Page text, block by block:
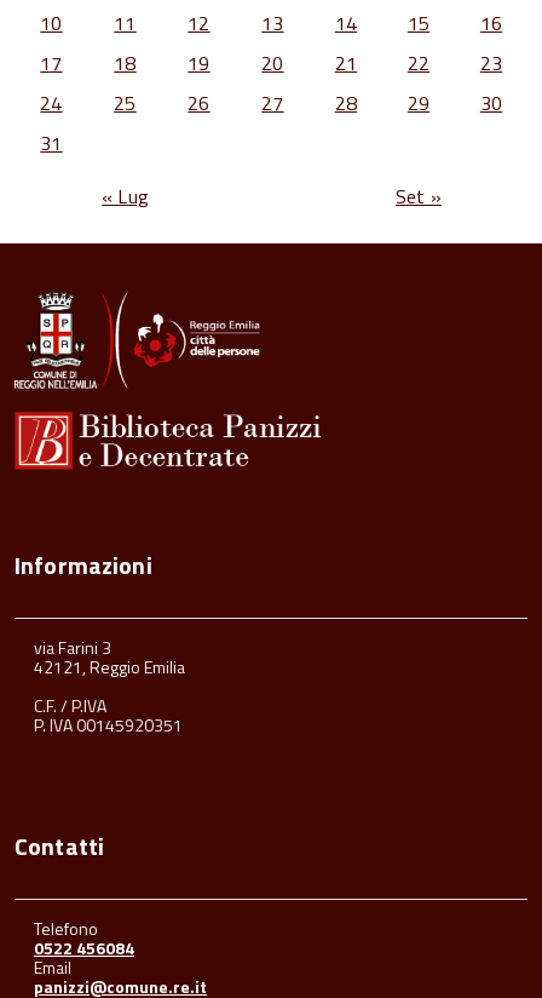
10
11 12 13 14 15
16
17
18 19 20 21 22
23
24
25 26 27 28 29
30
31
« Lug
Set »
Informazioni
via Farini 3
42121, Reggio Emilia
C.F. / P.IVA
P. IVA 00145920351
Contatti
Telefono
0522 456084
Email
panizzi@comune.re.it